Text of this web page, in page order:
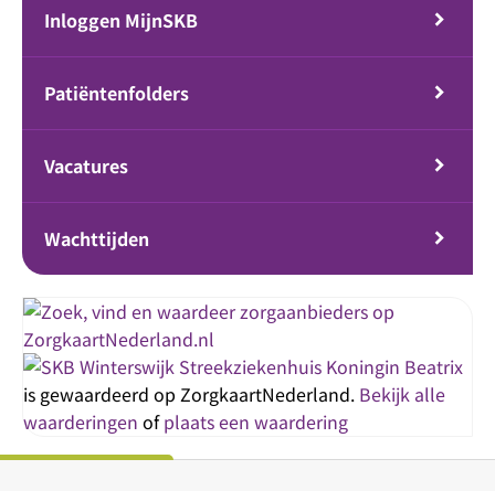
Inloggen MijnSKB
Patiëntenfolders
Vacatures
Wachttijden
Streekziekenhuis Koningin Beatrix
is gewaardeerd op ZorgkaartNederland. Bekijk alle
waarderingen ofplaats een waardering